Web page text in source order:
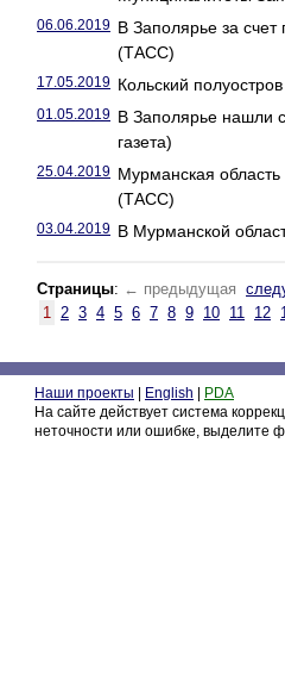
06.06.2019 В Заполярье за
(ТАСС)
17.05.2019 Кольский
01.05.2019 В Заполярье нашли
газета)
25.04.2019 Мурманская
(ТАСС)
03.04.2019 В Мурманской
Страницы: ← предыдущая
1 2 3 4 5 6 7 8 9 10 11 12
Наши проекты English
PDA
На сайте действует система
неточности или ошибке, выделите